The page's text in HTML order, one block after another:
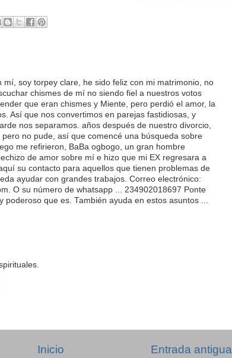
soy torpey clare, he sido feliz con mi matrimonio, no
chismes de mí no siendo fiel a nuestros votos
que eran chismes y Miente, pero perdió el amor, la
Así que nos convertimos en parejas fastidiosas, y
nos separamos. años después de nuestro divorcio,
no pude, así que comencé una búsqueda sobre
me refirieron, BaBa ogbogo, un gran hombre
de amor sobre mí e hizo que mi EX regresara a
su contacto para aquellos que tienen problemas de
ayudar con grandes trabajos. Correo electrónico:
O su número de whatsapp ... 234902018697 Ponte
poderoso que es. También ayuda en estos asuntos ...
Entrada antigua
Inicio